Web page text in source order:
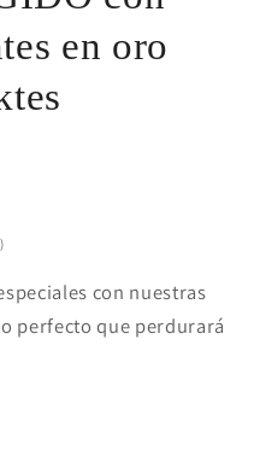
en oro
con nuestras
perfecto que perdurará